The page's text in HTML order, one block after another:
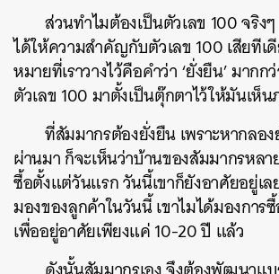
ส่วนทำไมต้องเป็นตัวเลข 100 จริง
ได้ให้ความสำคัญกับตัวเลข 100 เสียทีเดี
หมายที่เราวางไว้คือคำว่า ‘ยั่งยืน’ มากก
ตัวเลข 100 มาตั้งเป็นตุ๊กตาไว้ให้มันเห็
ที่สัมมากรต้องยั่งยืน เพราะหากลอ
ผ่านมา ก็จะเห็นว่าบ้านของสัมมากรหล
ซื้อตั้งแต่วันแรก วันนี้เขาก็ยังอาศัยอยู่เ
มองของลูกค้าในวันนี้ เขาไมได้มองการ
เพื่ออยู่อาศัยเพียงแค่ 10-20 ปี แล้ว